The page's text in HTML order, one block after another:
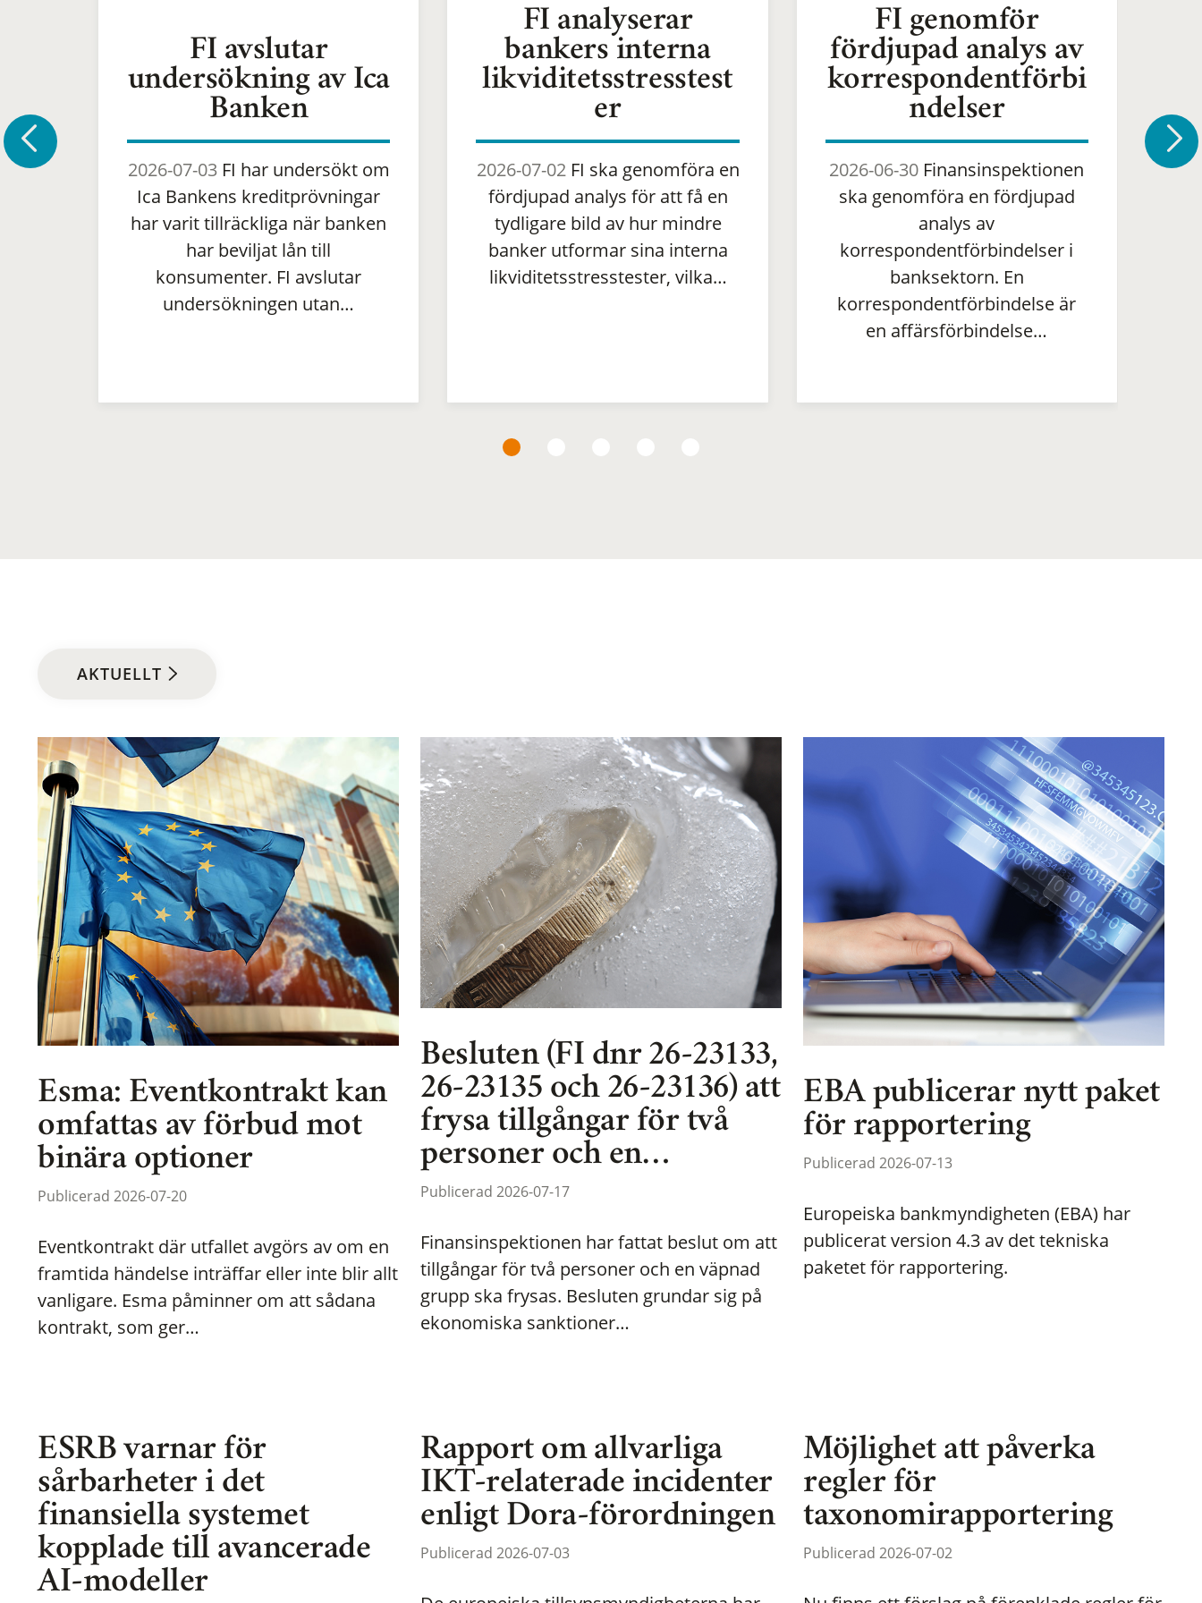
FI avslutar
undersökning av Ica
Banken
2026-07-03FI har undersökt om
Ica Bankens kreditprövningar
har varit tillräckliga när banken
har beviljat lån till
konsumenter. FI avslutar
undersökningen utan…
FI analyserar
bankers interna
likviditetsstresstest
er
2026-07-02FI ska genomföra en
fördjupad analys för att få en
tydligare bild av hur mindre
banker utformar sina interna
likviditetsstresstester, vilka…
FI genomför
fördjupad analys av
korrespondentförbi
ndelser
2026-06-30 Finansinspektionen
ska genomföra en fördjupad
analys av
korrespondentförbindelser i
banksektorn. En
korrespondentförbindelse är
en affärsförbindelse…
AKTUELLT
Esma: Eventkontrakt kan
omfattas av förbud mot
binära optioner
Publicerad 2026-07-20
Eventkontrakt där utfallet avgörs av om en
framtida händelse inträffar eller inte blir allt
vanligare. Esma påminner om att sådana
kontrakt, som ger…
Besluten (FI dnr 26-23133,
26-23135 och 26-23136) att
frysa tillgångar för två
personer och en…
Publicerad 2026-07-17
Finansinspektionen har fattat beslut om att
tillgångar för två personer och en väpnad
grupp ska frysas. Besluten grundar sig på
ekonomiska sanktioner…
EBA publicerar nytt paket
för rapportering
Publicerad 2026-07-13
Europeiska bankmyndigheten (EBA) har
publicerat version 4.3 av det tekniska
paketet för rapportering.
ESRB varnar för
sårbarheter i det
finansiella systemet
kopplade till avancerade
AI-modeller
Rapport om allvarliga
IKT-relaterade incidenter
enligt Dora-förordningen
Publicerad 2026-07-03
Möjlighet att påverka
regler för
taxonomirapportering
Publicerad 2026-07-02